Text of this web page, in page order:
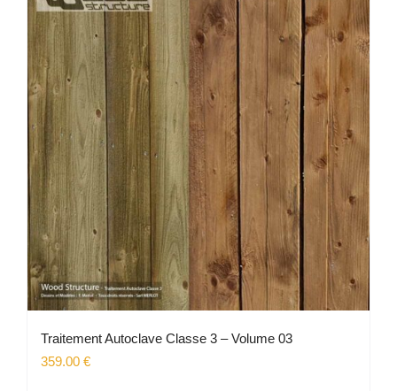
Traitement Autoclave Classe 3 – Volume 03
359.00 €